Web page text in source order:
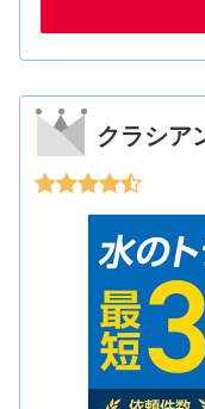
クラシア